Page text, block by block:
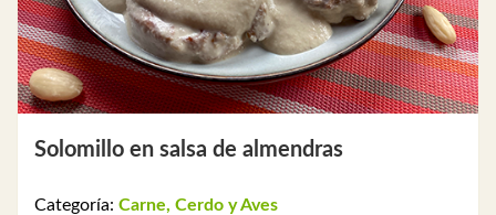
Solomillo en salsa de almendras
Categoría: Carne, Cerdo y Aves